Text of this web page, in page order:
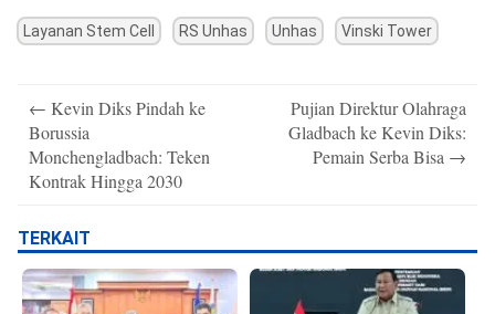
Layanan Stem Cell RS Unhas Unhas Vinski Tower
navigation
← Kevin Diks Pindah ke
Borussia
Monchengladbach: Teken
Kontrak Hingga 2030
Pujian Direktur Olahraga
Gladbach ke Kevin Diks:
Pemain Serba Bisa →
TERKAIT